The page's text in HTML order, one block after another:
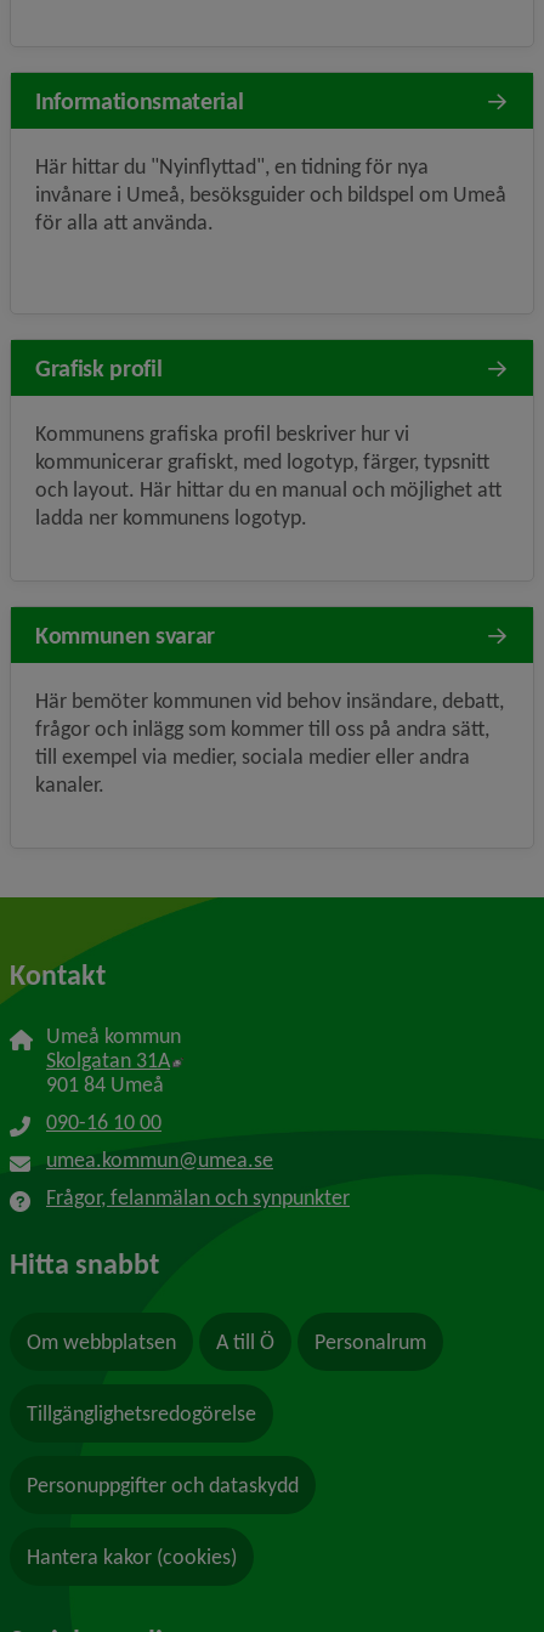
Informationsmaterial
Här hittar du "Nyinflyttad", en tidning för nya
invånare i Umeå, besöksguider och bildspel om Umeå
för alla att använda.
Grafisk profil
Kommunens grafiska profil beskriver hur vi
kommunicerar grafiskt, med logotyp, färger, typsnitt
och layout. Här hittar du en manual och möjlighet att
ladda ner kommunens logotyp.
Kommunen svarar
Här bemöter kommunen vid behov insändare, debatt,
frågor och inlägg som kommer till oss på andra sätt,
till exempel via medier, sociala medier eller andra
kanaler.
Kontakt
Umeå kommun
Skolgatan 31A Länk till annan webbplats, öppnas i nytt
901 84 Umeå
090-16 10 00
umea.kommun@umea.se
Frågor, felanmälan och synpunkter
Hitta snabbt
Om webbplatsen A till Ö Personalrum
Tillgänglighetsredogörelse
Personuppgifter och dataskydd
Hantera kakor (cookies)